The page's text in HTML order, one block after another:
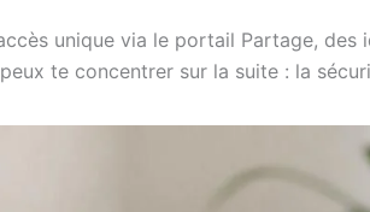
unique via le portail Partage, des
te concentrer sur la suite : la